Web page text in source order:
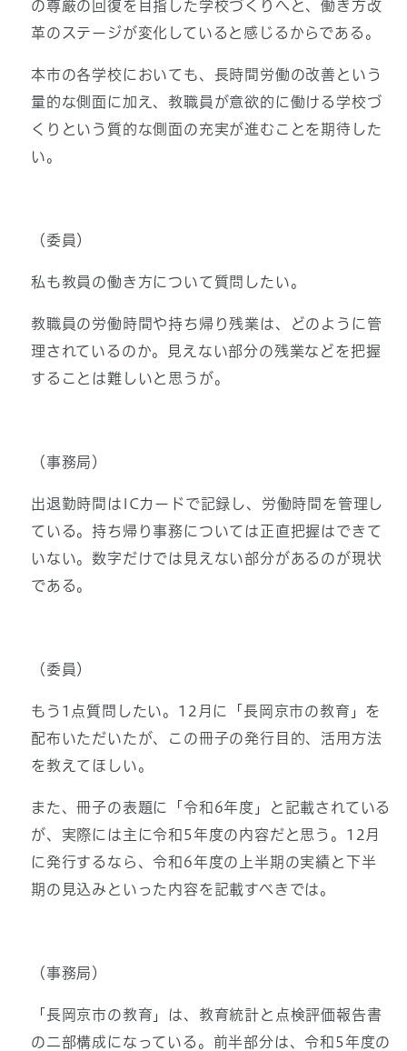
の尊厳の回復を目指した学校づくりへと、働き方改
革のステージが変化していると感じるからである。
本市の各学校においても、長時間労働の改善という
量的な側面に加え、教職員が意欲的に働ける学校づ
くりという質的な側面の充実が進むことを期待した
い。
（委員）
私も教員の働き方について質問したい。
教職員の労働時間や持ち帰り残業は、どのように管
理されているのか。見えない部分の残業などを把握
することは難しいと思うが。
（事務局）
出退勤時間はICカードで記録し、労働時間を管理し
ている。持ち帰り事務については正直把握はできて
いない。数字だけでは見えない部分があるのが現状
である。
（委員）
もう1点質問したい。12月に「長岡京市の教育」を
配布いただいたが、この冊子の発行目的、活用方法
を教えてほしい。
また、冊子の表題に「令和6年度」と記載されている
が、実際には主に令和5年度の内容だと思う。12月
に発行するなら、令和6年度の上半期の実績と下半
期の見込みといった内容を記載すべきでは。
（事務局）
「長岡京市の教育」は、教育統計と点検評価報告書
の二部構成になっている。前半部分は、令和5年度の